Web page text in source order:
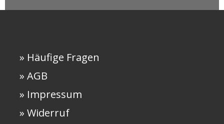
» Häufige Fragen
» AGB
» Impressum
» Widerruf